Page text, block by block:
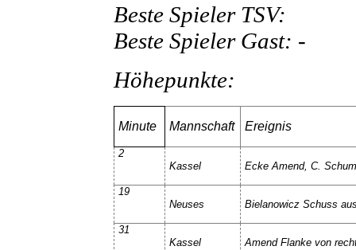
Beste Spieler TSV:
Beste Spieler Gast: -
Höhepunkte:
Minute Mannschaft Ereignis
2
Kassel
Ecke Amend, C.
19
Neuses
Bielanowicz Schuss
31
Kassel
Amend Flanke von